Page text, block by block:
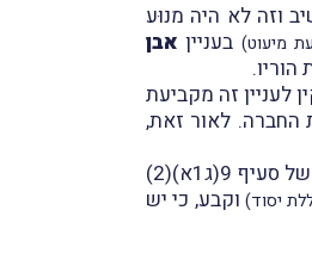
וזה לא היה מנוּע
מיעוט) בעניין אבן
לעניין זה מקביעת
החברה. לאור זאת,
יו"ר הוועדה השופט ה' קירש לא העמיק בניתוח הסכם הפשרה, וזאת מהטעם שסוגיה זו הוכרעה, כאמור, על-ידי חברי הוועדה. באשר לפרשנותו של סעיף 9(ג1א)(2)
יסוד) וקבע, כי יש